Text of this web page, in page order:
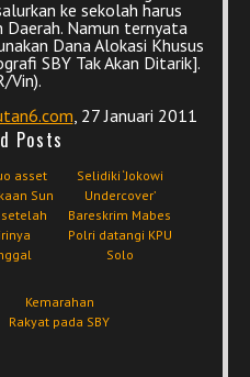
ke sekolah harus
Daerah. Namun ternyata
Dana Alokasi Khusus
SBY Tak Akan Ditarik].
Vin).
, 27 Januari 2011
Posts
asset
Sun
setelah
Selidiki ‘Jokowi
Undercover’
Bareskrim Mabes
Polri datangi KPU
Solo
Kemarahan
Rakyat pada SBY